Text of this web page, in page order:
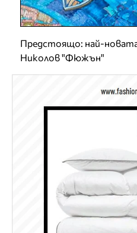
Предстоящо: най-
Николов "Фюжън"